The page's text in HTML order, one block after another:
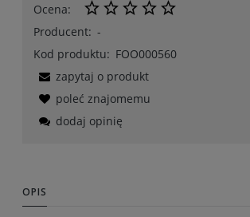
Ocena:
Producent: -
Kod produktu: FOO000560
zapytaj o produkt
poleć znajomemu
dodaj opinię
OPIS